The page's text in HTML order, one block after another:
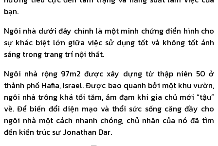
bạn.
Ngôi nhà dưới đây chính là một minh chứng điển hình cho
sự khác biệt lớn giữa việc sử dụng tốt và không tốt ánh
sáng trong trang trí nội thất.
Ngôi nhà rộng 97m2 được xây dựng từ thập niên 50 ở
thành phố Hafia, Israel. Được bao quanh bởi một khu vườn,
ngôi nhà trông khá tối tăm, ảm đạm khi gia chủ mới “tậu”
về. Để biến đổi diện mạo và thổi sức sống căng đầy cho
ngôi nhà một cách nhanh chóng, chủ nhân của nó đã tìm
đến kiến trúc sư Jonathan Dar.